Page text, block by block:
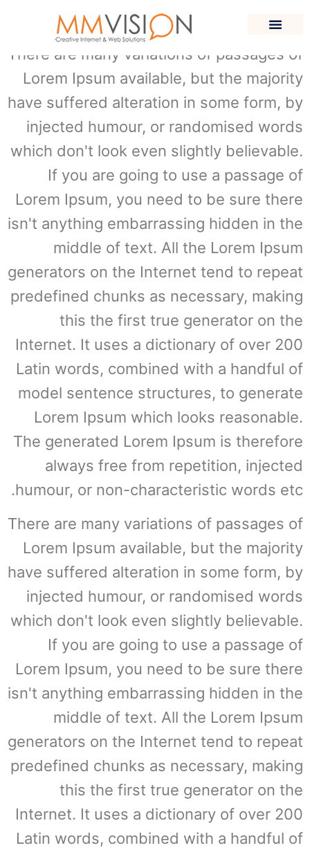
Certification Courses
There are many variations of passages of
Lorem Ipsum available, but the majority
have suffered alteration in some form, by
injected humour, or randomised words
which don't look even slightly believable.
If you are going to use a passage of
Lorem Ipsum, you need to be sure there
isn't anything embarrassing hidden in the
middle of text. All the Lorem Ipsum
generators on the Internet tend to repeat
predefined chunks as necessary, making
this the first true generator on the
Internet. It uses a dictionary of over 200
Latin words, combined with a handful of
model sentence structures, to generate
Lorem Ipsum which looks reasonable.
The generated Lorem Ipsum is therefore
always free from repetition, injected
humour, or non-characteristic words etc.
There are many variations of passages of
Lorem Ipsum available, but the majority
have suffered alteration in some form, by
injected humour, or randomised words
which don't look even slightly believable.
If you are going to use a passage of
Lorem Ipsum, you need to be sure there
isn't anything embarrassing hidden in the
middle of text. All the Lorem Ipsum
generators on the Internet tend to repeat
predefined chunks as necessary, making
this the first true generator on the
Internet. It uses a dictionary of over 200
Latin words, combined with a handful of